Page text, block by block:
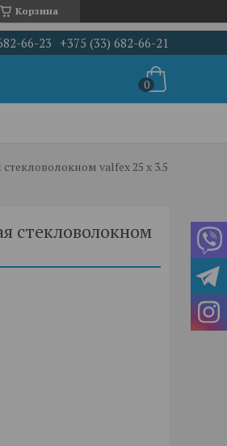
Корзина
66-23 +375 (33) 682-66-21
стекловолокном